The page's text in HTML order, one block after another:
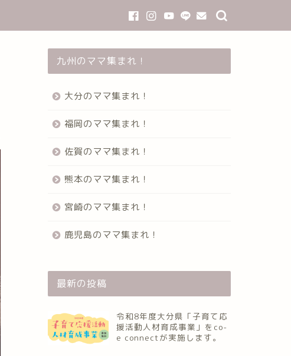
九州のママ集まれ！
大分のママ集まれ！
福岡のママ集まれ！
佐賀のママ集まれ！
熊本のママ集まれ！
宮崎のママ集まれ！
鹿児島のママ集まれ！
最新の投稿
令和8年度大分県「子育て応
援活動人材育成事業」をco-
e connectが実施します。